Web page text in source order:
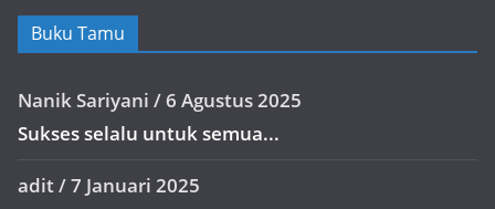
Buku Tamu
Nanik Sariyani /6 Agustus 2025
Sukses selalu untuk semua...
adit/7 Januari 2025